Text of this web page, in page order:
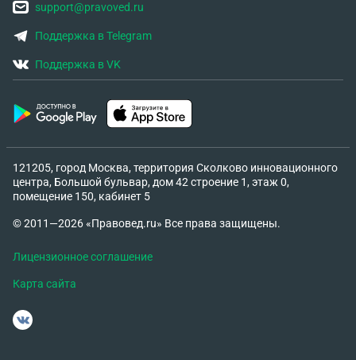
support@pravoved.ru
Поддержка в Telegram
Поддержка в VK
121205, город Москва, территория Сколково инновационного
центра, Большой бульвар, дом 42 строение 1, этаж 0,
помещение 150, кабинет 5
© 2011—2026 «Правовед.ru» Все права защищены.
Лицензионное соглашение
Карта сайта